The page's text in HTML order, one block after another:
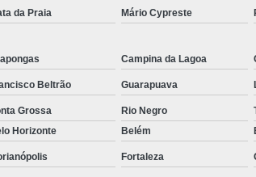
da Praia Mário Cypreste
Campina da Lagoa
Beltrão Guarapuava
Grossa Rio Negro
Horizonte Belém
Fortaleza